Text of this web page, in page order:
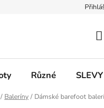
Informace k
Různé SLEVY
/ Baleríny / Dámské barefoot